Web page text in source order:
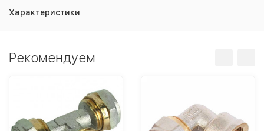
Характеристики
Рекомендуем